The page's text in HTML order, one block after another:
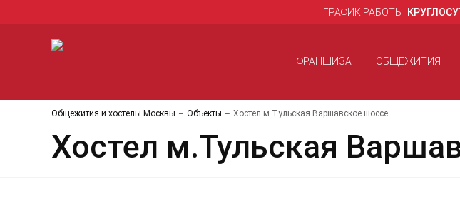
ГРАФИК РАБОТЫ:
ФРАНШИЗА ОБЩЕЖИТИЯ
Общежития и хостелы Москвы Объекты Хостел м.Тульская Варшавское шоссе
Хостел м.Тульская